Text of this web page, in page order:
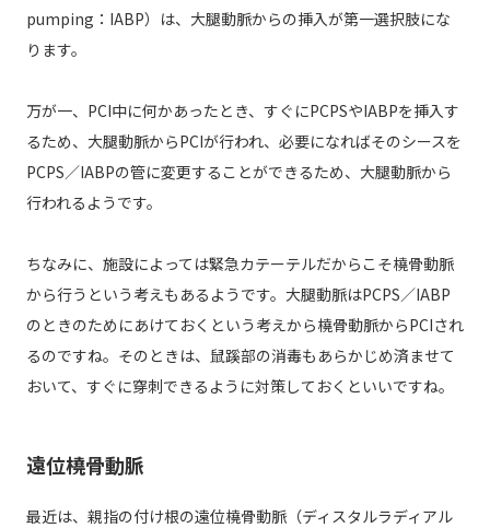
pumping：IABP）は、大腿動脈からの挿入が第一選択肢にな
ります。
万が一、PCI中に何かあったとき、すぐにPCPSやIABPを挿入す
るため、大腿動脈からPCIが行われ、必要になればそのシースを
PCPS／IABPの管に変更することができるため、大腿動脈から
行われるようです。
ちなみに、施設によっては緊急カテーテルだからこそ橈骨動脈
から行うという考えもあるようです。大腿動脈はPCPS／IABP
のときのためにあけておくという考えから橈骨動脈からPCIされ
るのですね。そのときは、鼠蹊部の消毒もあらかじめ済ませて
おいて、すぐに穿刺できるように対策しておくといいですね。
遠位橈骨動脈
最近は、親指の付け根の遠位橈骨動脈（ディスタルラディアル